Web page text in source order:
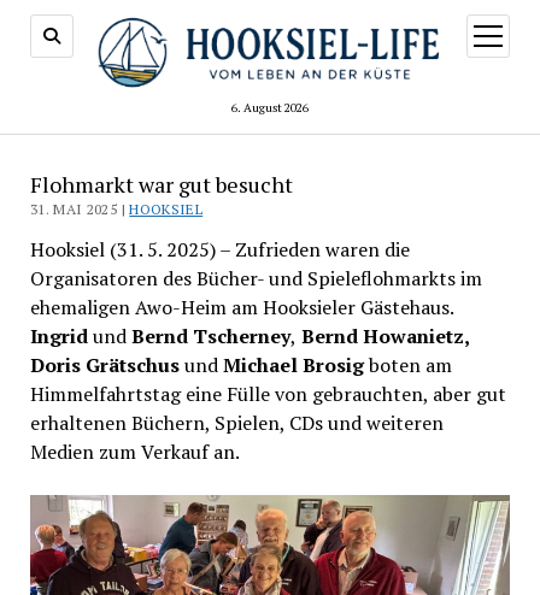
6. August 2026
Menü
öffnen
Flohmarkt war gut besucht
31. MAI 2025 |HOOKSIEL
Hooksiel (31. 5. 2025) – Zufrieden waren die
Organisatoren des Bücher- und Spieleflohmarkts im
ehemaligen Awo-Heim am Hooksieler Gästehaus.
IngridundBernd Tscherney, Bernd Howanietz,
Doris GrätschusundMichael Brosigboten am
Himmelfahrtstag eine Fülle von gebrauchten, aber gut
erhaltenen Büchern, Spielen, CDs und weiteren
Medien zum Verkauf an.